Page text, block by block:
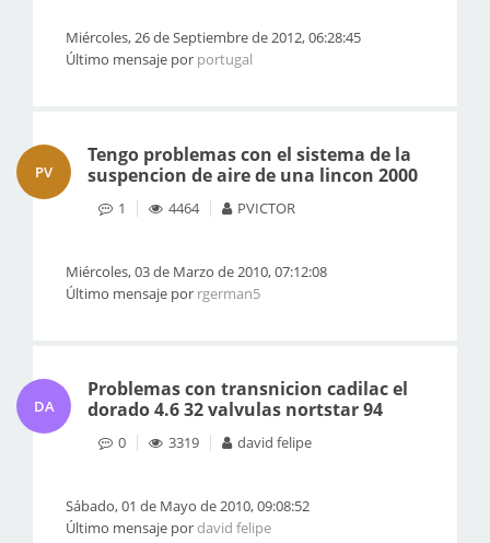
Miércoles, 26 de Septiembre de 2012, 06:28:45
Último mensaje por portugal
PV
Tengo problemas con el sistema de la
suspencion de aire de una lincon 2000
1 4464 PVICTOR
Miércoles, 03 de Marzo de 2010, 07:12:08
Último mensaje por rgerman5
DA
Problemas con transnicion cadilac el
dorado 4.6 32 valvulas nortstar 94
0 3319 david felipe
Sábado, 01 de Mayo de 2010, 09:08:52
Último mensaje pordavid felipe